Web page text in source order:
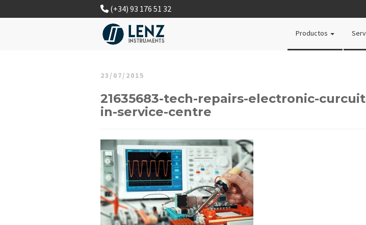
(+34) 93 176 51 32
Productos
23/07/2015
21635683-tech-repairs-electronic-
in-service-centre